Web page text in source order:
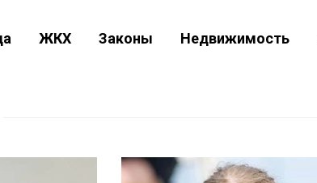
ЖКХ Законы Недвижимость